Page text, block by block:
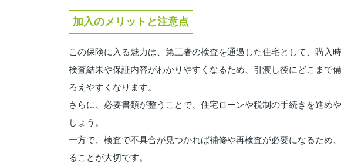
加入のメリットと注意点
この保険に入る魅力は、第三者の検査を通過した住宅として、購入
検査結果や保証内容がわかりやすくなるため、引渡し後にどこまで
ろえやすくなります。
さらに、必要書類が整うことで、住宅ローンや税制の手続きを進め
しょう。
一方で、検査で不具合が見つかれば補修や再検査が必要になるため
ることが大切です。